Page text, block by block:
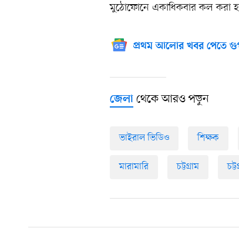
মুঠোফোনে একাধিকবার কল করা
প্রথম আলোর খবর পেতে
জেলা থেকে আরও পড়ুন
ভাইরাল ভিডিও শিক্ষক
মারামারি চট্টগ্রাম